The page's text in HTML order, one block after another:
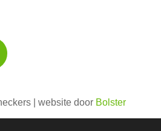
| website door Bolster